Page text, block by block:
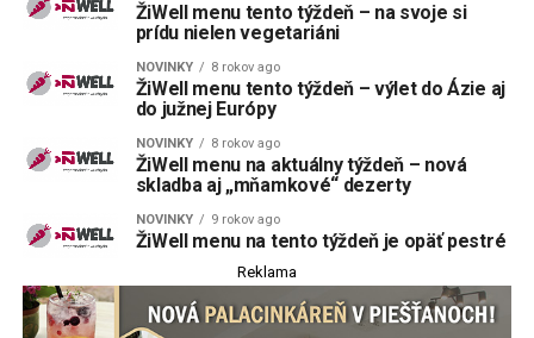
ŽiWell menu tento týždeň – na svoje si
prídu nielen vegetariáni
NOVINKY 8 rokov ago
ŽiWell menu tento týždeň – výlet do Ázie aj
do južnej Európy
NOVINKY 8 rokov ago
ŽiWell menu na aktuálny týždeň – nová
skladba aj „mňamkové“ dezerty
NOVINKY 9 rokov ago
ŽiWell menu na tento týždeň je opäť pestré
Reklama